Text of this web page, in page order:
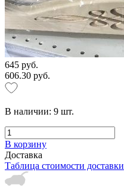
645 руб.
606.30 руб.
В наличии: 9 шт.
В корзину
Доставка
Таблица стоимости доставки